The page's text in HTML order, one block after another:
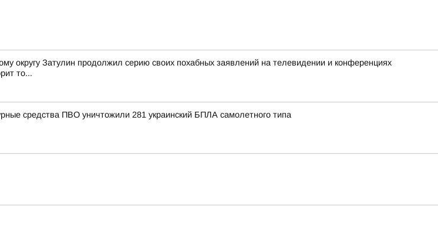
округу Затулин продолжил серию своих похабных заявлений на телевидении и конференциях
то...
средства ПВО уничтожили 281 украинский БПЛА самолетного типа